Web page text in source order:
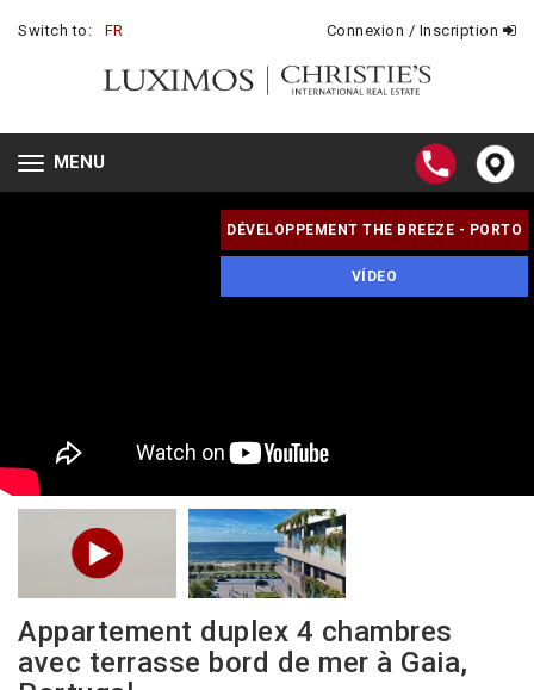
Switch to: FR Connexion / Inscription
Toggle
navigation
MENU
DÉVELOPPEMENT THE BREEZE - PORTO
VÍDEO
Appartement duplex 4 chambres
avec terrasse bord de mer à Gaia,